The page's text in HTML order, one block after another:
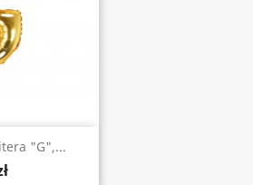
"G",...